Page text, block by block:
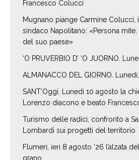
Francesco Colucci
Mugnano piange Carmine Colucci,
sindaco Napolitano: «Persona
del suo paese»
‘O PRUVERBIO D’ ‘O JUORNO.
ALMANACCO DEL GIORNO.
SANT’Oggi. Lunedì 10 agosto la
Lorenzo diacono e beato
Turismo delle radici, confronto a
Lombardi sui progetti del territorio
Flumeri, ieri 8 agosto ’26 l’alzata
grano.